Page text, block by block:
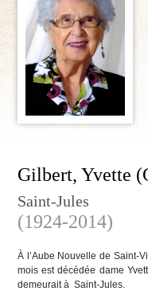
Gilbert, Yvette
Saint-Jules
(1924-2014)
À l’Aube Nouvelle de Saint-
mois est décédée dame
demeurait à Saint-Jules.